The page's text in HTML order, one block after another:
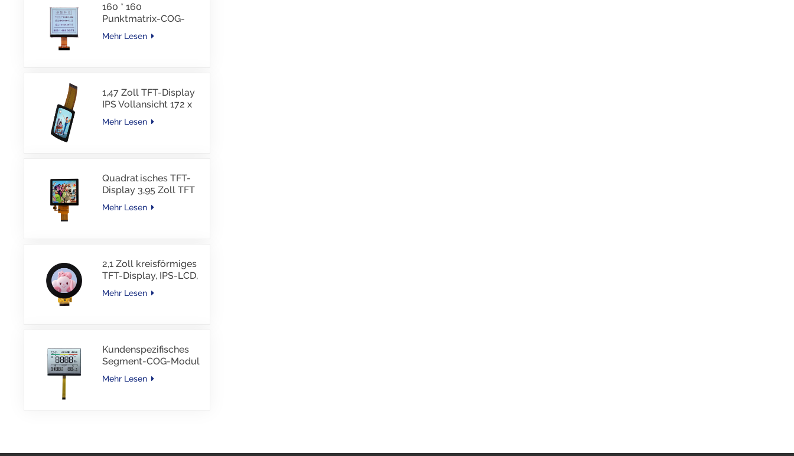
160 * 160
Punktmatrix-COG-
LCD-Modul FSTN LCD
China Lieferant
Mehr Lesen
1,47 Zoll TFT-Display
IPS Vollansicht 172 x
320 Auflösung
Bildschirm
Mehr Lesen
Quadratisches TFT-
Display 3,95 Zoll TFT
LCD 480*480 40PINS
RGB-Schnittstelle
Mehr Lesen
2,1 Zoll kreisförmiges
TFT-Display, IPS-LCD,
RGB-Schnittstelle
Mehr Lesen
Kundenspezifisches
Segment-COG-Modul
TN-LCD mit
Farbdruck
Mehr Lesen